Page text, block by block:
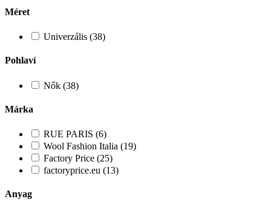
Méret
Univerzális (38)
Pohlaví
Nők (38)
Márka
RUE PARIS (6)
Wool Fashion Italia (19)
Factory Price (25)
factoryprice.eu (13)
Anyag